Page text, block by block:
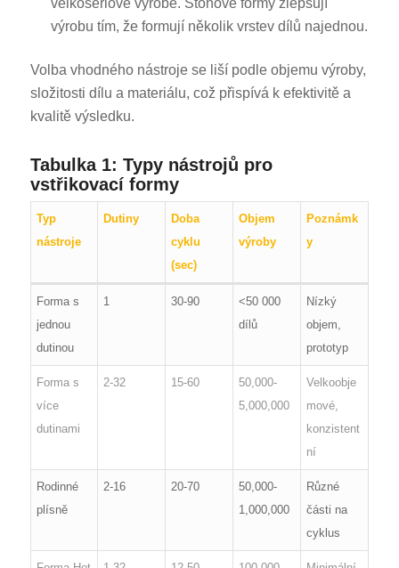
velkosériové výrobě. Stohové formy zlepšují
výrobu tím, že formují několik vrstev dílů najednou.
Volba vhodného nástroje se liší podle objemu výroby,
složitosti dílu a materiálu, což přispívá k efektivitě a
kvalitě výsledku.
Tabulka 1: Typy nástrojů pro
vstřikovací formy
Typ
nástroje
Dutiny
Doba
cyklu
(sec)
Objem
výroby
Poznámk
y
Forma s
jednou
dutinou
1 30-90
<50 000
dílů
Nízký
objem,
prototyp
Forma s
více
dutinami
2-32 15-60
50,000-
5,000,000
Velkoobje
mové,
konzistent
ní
Rodinné
plísně
2-16 20-70
50,000-
1,000,000
Různé
části na
cyklus